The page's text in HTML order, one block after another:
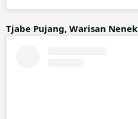
Tjabe Pujang, Warisan